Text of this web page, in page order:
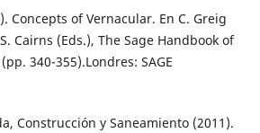
Concepts of Vernacular. En C. Greig
Cairns (Eds.), The Sage Handbook of
340-355).Londres: SAGE
Construcción y Saneamiento (2011).